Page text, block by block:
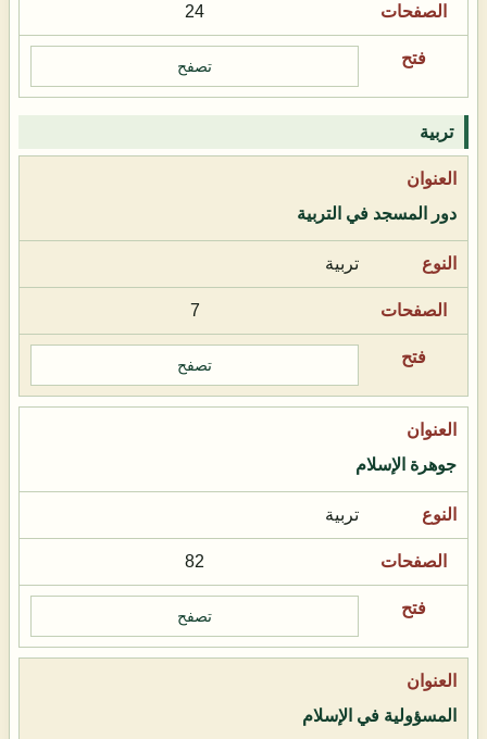
24
تصفح
تربية
دور المسجد في التربية
تربية
7
تصفح
جوهرة الإسلام
تربية
82
تصفح
المسؤولية في الإسلام